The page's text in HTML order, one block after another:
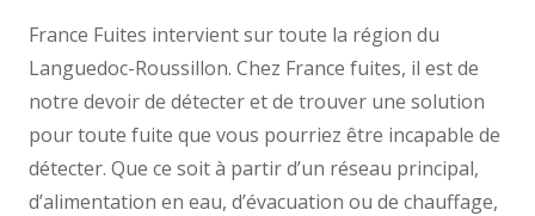
France Fuites intervient sur toute la région du
Languedoc-Roussillon. Chez France fuites, il est de
notre devoir de détecter et de trouver une solution
pour toute fuite que vous pourriez être incapable de
détecter. Que ce soit à partir d’un réseau principal,
d’alimentation en eau, d’évacuation ou de chauffage,